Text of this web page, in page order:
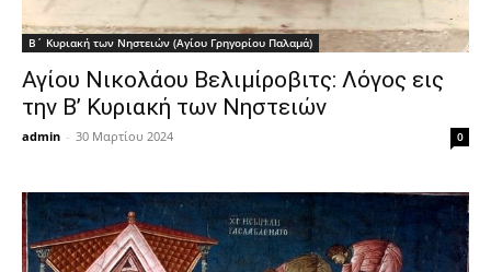
Β΄ Κυριακή των Νηστειών (Αγίου Γρηγορίου Παλαμά)
Αγίου Νικολάου Βελιμίροβιτς: Λόγος εις
την Β’ Κυριακή των Νηστειών
admin - 30 Μαρτίου 2024 0